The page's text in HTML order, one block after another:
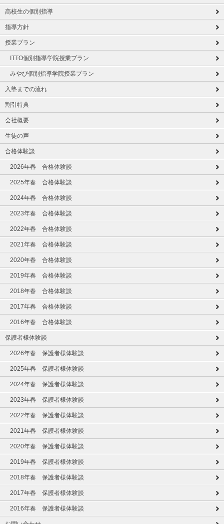
高校生の個別指導
指導方針
授業プラン
ITTO個別指導学院授業プラン
みやび個別指導学院授業プラン
入塾までの流れ
割引特典
会社概要
生徒の声
合格体験談
2026年春 合格体験談
2025年春 合格体験談
2024年春 合格体験談
2023年春 合格体験談
2022年春 合格体験談
2021年春 合格体験談
2020年春 合格体験談
2019年春 合格体験談
2018年春 合格体験談
2017年春 合格体験談
2016年春 合格体験談
保護者様体験談
2026年春 保護者様体験談
2025年春 保護者様体験談
2024年春 保護者様体験談
2023年春 保護者様体験談
2022年春 保護者様体験談
2021年春 保護者様体験談
2020年春 保護者様体験談
2019年春 保護者様体験談
2018年春 保護者様体験談
2017年春 保護者様体験談
2016年春 保護者様体験談